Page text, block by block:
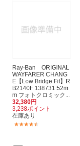
Ray-Ban ORIGINAL
WAYFARER CHANG
E【Low Bridge Fit】R
B2140F 138731 52m
m フォトクロミック...
32,380円
3,238ポイント
在庫あり